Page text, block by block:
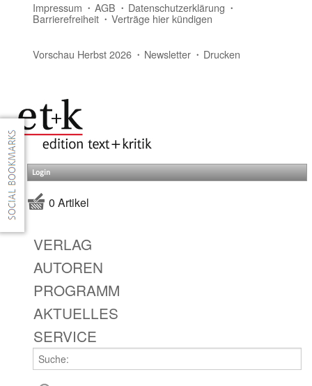
Impressum AGB Datenschutzerklärung
Barrierefreiheit Verträge hier kündigen
Vorschau Herbst 2026 Newsletter Drucken
Login
0 Artikel
VERLAG
AUTOREN
PROGRAMM
AKTUELLES
SERVICE